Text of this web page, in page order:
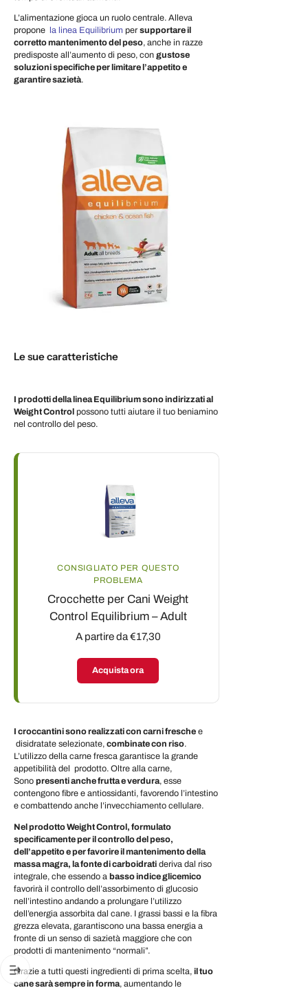
L’alimentazione gioca un ruolo centrale. Alleva
propone
la linea Equilibrium per supportare il
corretto mantenimento del peso, anche in razze
predisposte all’aumento di peso, con gustose
soluzioni specifiche per limitare l’appetito e
garantire sazietà.
Le sue caratteristiche
I prodotti della linea Equilibrium sono indirizzati al
Weight Control possono tutti aiutare il tuo beniamino
nel controllo del peso.
CONSIGLIATO PER QUESTO
PROBLEMA
Crocchette per Cani Weight
Control Equilibrium – Adult
A partire da €17,30
Acquista ora
I croccantini sono realizzati con carni fresche e
disidratate selezionate, combinate con riso.
L’utilizzo della carne fresca garantisce la grande
appetibilità del prodotto. Oltre alla carne,
Sono presenti anche frutta e verdura, esse
contengono fibre e antiossidanti, favorendo l’intestino
e combattendo anche l’invecchiamento cellulare.
Nel prodotto Weight Control, formulato
specificamente per il controllo del peso,
dell’appetito e per favorire il mantenimento della
massa magra, la fonte di carboidrati deriva dal riso
integrale, che essendo a basso indice glicemico
favorirà il controllo dell’assorbimento di glucosio
nell’intestino andando a prolungare l’utilizzo
dell’energia assorbita dal cane. I grassi bassi e la fibra
grezza elevata, garantiscono una bassa energia a
fronte di un senso di sazietà maggiore che con
prodotti di mantenimento “normali”.
Grazie a tutti questi ingredienti di prima scelta, il tuo
cane sarà sempre in forma, aumentando le